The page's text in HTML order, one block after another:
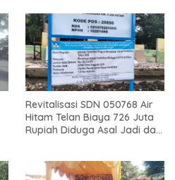
Revitalisasi SDN 050768 Air
Hitam Telan Biaya 726 Juta
Rupiah Diduga Asal Jadi dan